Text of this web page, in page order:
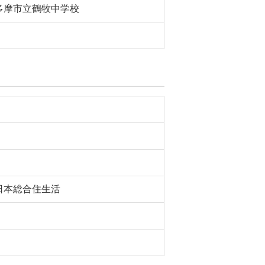
摩市立鶴牧中学校
本総合住生活